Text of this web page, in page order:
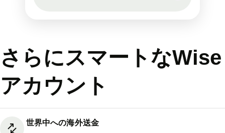
さらにスマートなWise
アカウント
世界中への海外送金